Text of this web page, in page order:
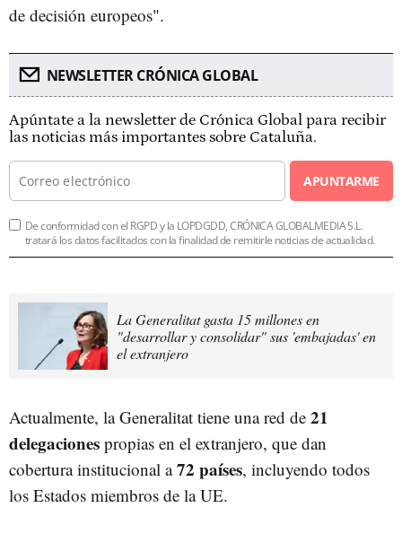
de decisión europeos".
NEWSLETTER CRÓNICA GLOBAL
Apúntate a la newsletter de Crónica Global para recibir
las noticias más importantes sobre Cataluña.
APUNTARME
De conformidad con el RGPD y la LOPDGDD, CRÓNICA GLOBALMEDIA S.L.
tratará los datos facilitados con la finalidad de remitirle noticias de actualidad.
La Generalitat gasta 15 millones en
"desarrollar y consolidar" sus 'embajadas' en
el extranjero
Actualmente, la Generalitat tiene una red de 21
delegaciones propias en el extranjero, que dan
cobertura institucional a72 países, incluyendo todos
los Estados miembros de la UE.